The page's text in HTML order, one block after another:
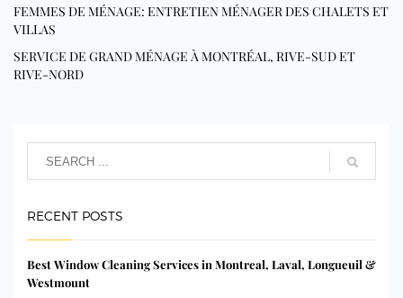
FEMMES DE MÉNAGE: ENTRETIEN MÉNAGER DES CHALETS ET
VILLAS
SERVICE DE GRAND MÉNAGE À MONTRÉAL, RIVE-SUD ET
RIVE-NORD
RECENT POSTS
Best Window Cleaning Services in Montreal, Laval, Longueuil &
Westmount